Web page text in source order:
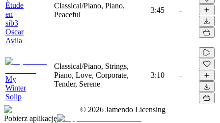
Ètude
en
sib3
Oscar
Avila
Classical/Piano, Piano,
Peaceful
3:45 -
My
Winter
Solip
Classical/Piano, Strings,
Piano, Love, Corporate,
Tender, Serene
3:10 -
© 2026 Jamendo Licensing
Pobierz aplikację